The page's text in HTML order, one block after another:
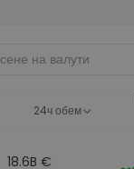
изпълнение
24ч обем
18.6B €